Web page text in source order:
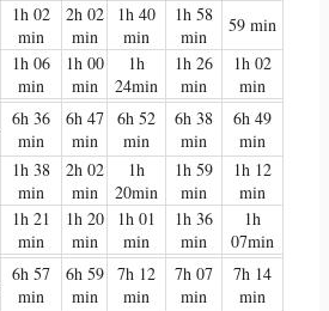
1h 02
min
2h 02
min
1h 40
min
1h 58
min
59 min
1h 06
min
1h 00
min
1h
24min
1h 26
min
1h 02
min
6h 36
min
6h 47
min
6h 52
min
6h 38
min
6h 49
min
1h 38
min
2h 02
min
1h
20min
1h 59
min
1h 12
min
1h 21
min
1h 20
min
1h 01
min
1h 36
min
1h
07min
6h 57
min
6h 59
min
7h 12
min
7h 07
min
7h 14
min